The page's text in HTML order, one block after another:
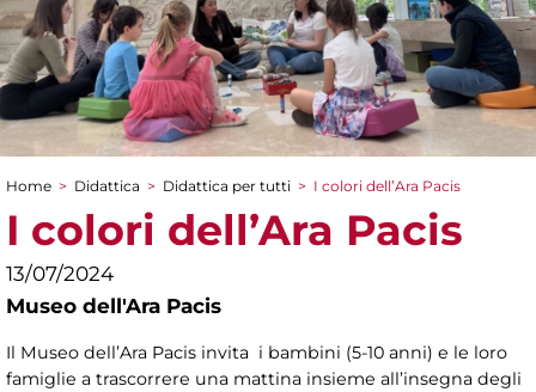
Tu sei qui
Home > Didattica > Didattica per tutti > I colori dell’Ara Pacis
I colori dell’Ara Pacis
13/07/2024
Museo dell'Ara Pacis
Il Museo dell’Ara Pacis invita i bambini (5-10 anni) e le loro
famiglie a trascorrere una mattina insieme all’insegna degli